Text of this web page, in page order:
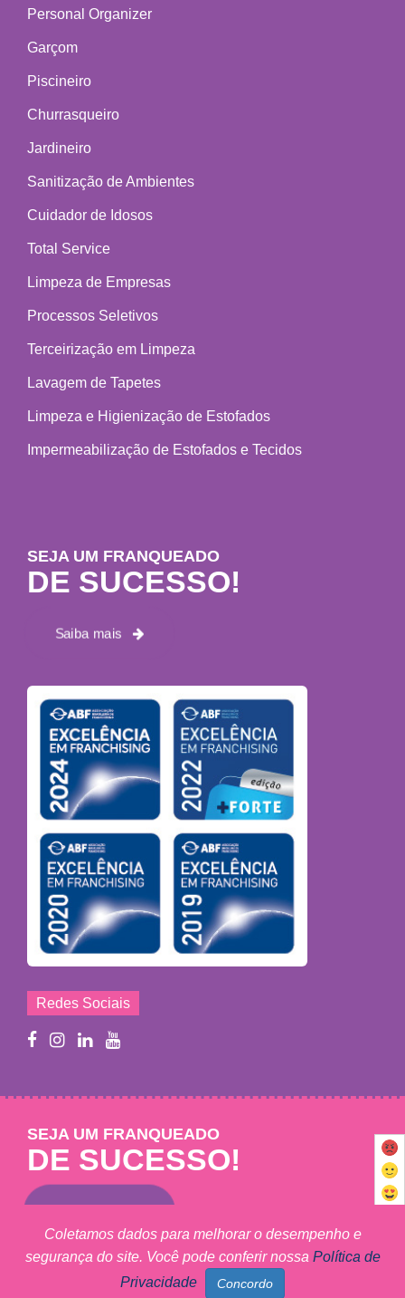
Personal Organizer
Garçom
Piscineiro
Churrasqueiro
Jardineiro
Sanitização de Ambientes
Cuidador de Idosos
Total Service
Limpeza de Empresas
Processos Seletivos
Terceirização em Limpeza
Lavagem de Tapetes
Limpeza e Higienização de Estofados
Impermeabilização de Estofados e Tecidos
SEJA UM FRANQUEADO
DE SUCESSO!
Saiba mais
Redes Sociais
SEJA UM FRANQUEADO
DE SUCESSO!
Mary Help - © 2011 - 2026 - Todos os direitos reservados
MARY HELP FRANCHISING LTDA - CNPJ: 09.102.320/0001-27
Coletamos dados para melhorar o desempenho e
segurança do site. Você pode conferir nossa Política de
Privacidade